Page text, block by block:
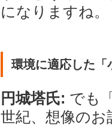
になりますね。
環境に適応した「
円城塔氏: でも
世紀、想像の